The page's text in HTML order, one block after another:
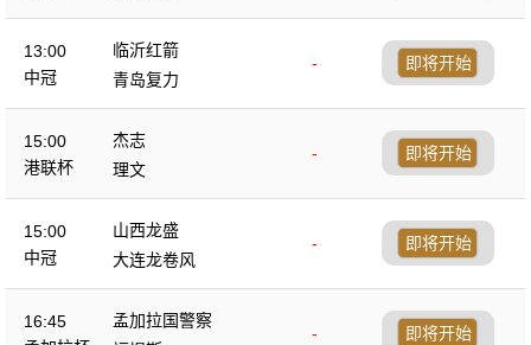
13:00
中冠
临沂红箭
-
青岛复力
即将开始
15:00
港联杯
杰志
-
理文
即将开始
15:00
中冠
山西龙盛
-
大连龙卷风
即将开始
16:45
孟加拉国警察
-
即将开始